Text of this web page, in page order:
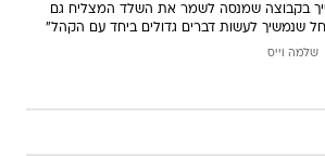
(26) ימשיך בקבוצה שמנסה לשמר את השלד המצליח גם
שנמשיך לעשות דברים גדולים ביחד עם הקהל"
שלמה וייס